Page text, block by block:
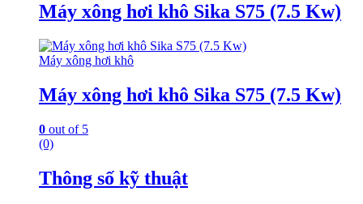
Máy xông hơi khô Sika S75 (7.5 Kw)
Máy xông hơi khô
Máy xông hơi khô Sika S75 (7.5 Kw)
0 out of 5
(0)
Thông số kỹ thuật